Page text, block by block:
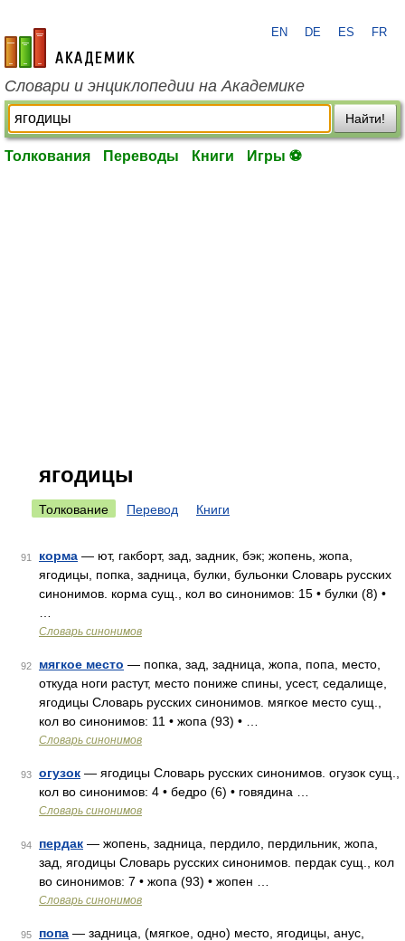
academic.ru
EN DE ES FR
Словари и энциклопедии на Академике
Найти!
Толкования Переводы Книги Игры ⚽
ягодицы
Толкование Перевод Книги
91 корма — ют, гакборт, зад, задник, бэк; жопень, жопа,
ягодицы, попка, задница, булки, бульонки Словарь русских
синонимов. корма сущ., кол во синонимов: 15 • булки (8) •
Словарь синонимов
92 мягкое место — попка, зад, задница, жопа, попа, место,
откуда ноги растут, место пониже спины, усест, седалище,
ягодицы Словарь русских синонимов. мягкое место сущ.,
кол во синонимов: 11 • жопа (93) • …
Словарь синонимов
93 огузок — ягодицы Словарь русских синонимов. огузок сущ.,
кол во синонимов: 4 • бедро (6) • говядина …
Словарь синонимов
94 пердак — жопень, задница, пердило, пердильник, жопа,
зад, ягодицы Словарь русских синонимов. пердак сущ., кол
во синонимов: 7 • жопа (93) • жопен …
Словарь синонимов
95 попа — задница, (мягкое, одно) место, ягодицы, анус,